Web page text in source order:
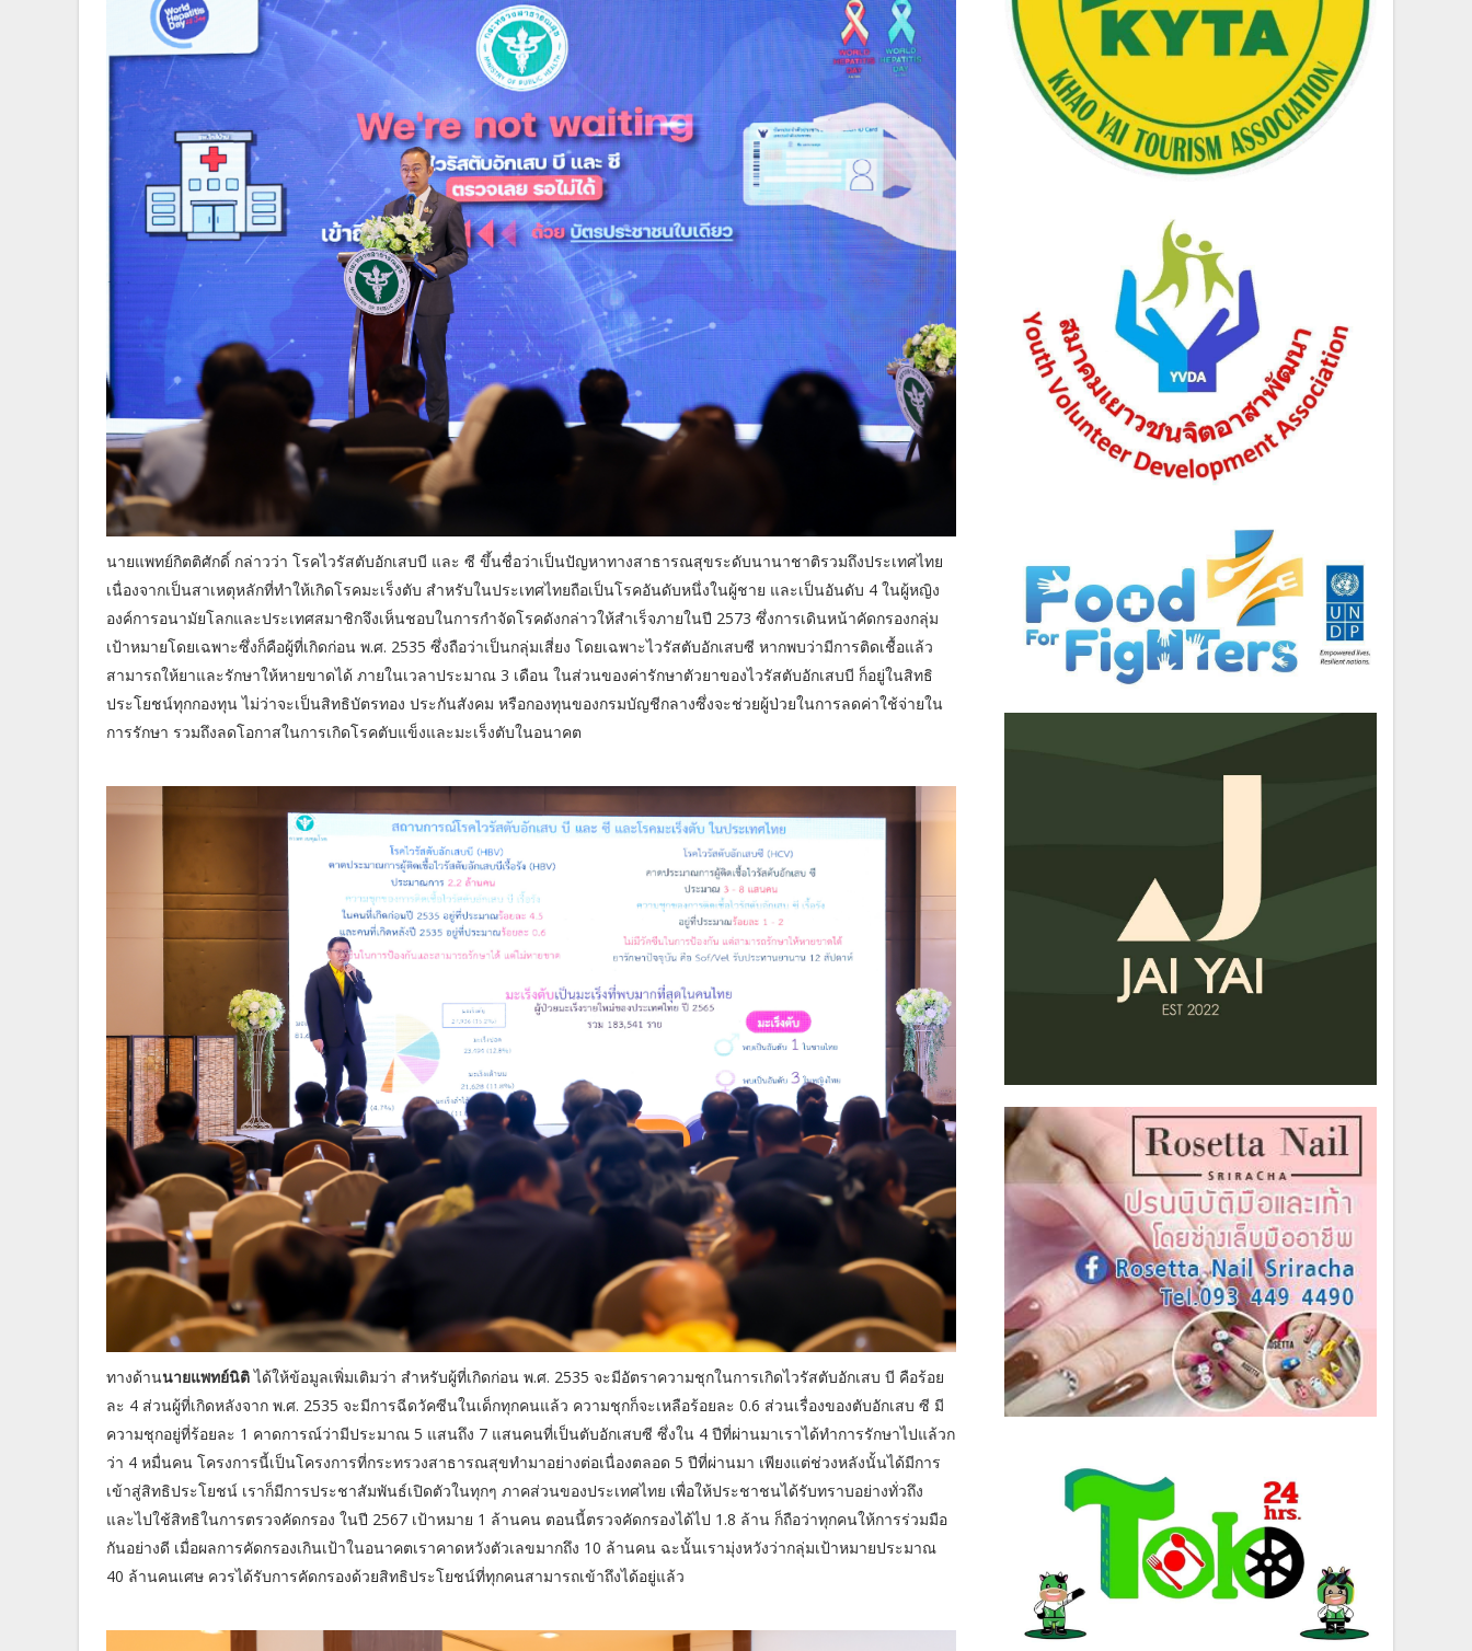
นายแพทย์กิตติศักดิ์ กล่าวว่า โรคไวรัสตับอักเสบบี และ ซี ขึ้นชื่อว่าเป็นปัญหาทางสาธารณสุขระดับนานาชาติรวมถึงประเทศไทย
เนื่องจากเป็นสาเหตุหลักที่ทำให้เกิดโรคมะเร็งตับ สำหรับในประเทศไทยถือเป็นโรคอันดับหนึ่งในผู้ชาย และเป็นอันดับ 4 ในผู้หญิง
องค์การอนามัยโลกและประเทศสมาชิกจึงเห็นชอบในการกำจัดโรคดังกล่าวให้สำเร็จภายในปี 2573 ซึ่งการเดินหน้าคัดกรองกลุ่ม
เป้าหมายโดยเฉพาะซึ่งก็คือผู้ที่เกิดก่อน พ.ศ. 2535 ซึ่งถือว่าเป็นกลุ่มเสี่ยง โดยเฉพาะไวรัสตับอักเสบซี หากพบว่ามีการติดเชื้อแล้ว
สามารถให้ยาและรักษาให้หายขาดได้ ภายในเวลาประมาณ 3 เดือน ในส่วนของค่ารักษาตัวยาของไวรัสตับอักเสบบี ก็อยู่ในสิทธิ
ประโยชน์ทุกกองทุน ไม่ว่าจะเป็นสิทธิบัตรทอง ประกันสังคม หรือกองทุนของกรมบัญชีกลางซึ่งจะช่วยผู้ป่วยในการลดค่าใช้จ่ายใน
การรักษา รวมถึงลดโอกาสในการเกิดโรคตับแข็งและมะเร็งตับในอนาคต
ทางด้านนายแพทย์นิติได้ให้ข้อมูลเพิ่มเติมว่า สำหรับผู้ที่เกิดก่อน พ.ศ. 2535 จะมีอัตราความชุกในการเกิดไวรัสตับอักเสบ บี คือร้อย
ละ 4 ส่วนผู้ที่เกิดหลังจาก พ.ศ. 2535 จะมีการฉีดวัคซีนในเด็กทุกคนแล้ว ความชุกก็จะเหลือร้อยละ 0.6 ส่วนเรื่องของตับอักเสบ ซี มี
ความชุกอยู่ที่ร้อยละ 1 คาดการณ์ว่ามีประมาณ 5 แสนถึง 7 แสนคนที่เป็นตับอักเสบซี ซึ่งใน 4 ปีที่ผ่านมาเราได้ทำการรักษาไปแล้วก
ว่า 4 หมื่นคน โครงการนี้เป็นโครงการที่กระทรวงสาธารณสุขทำมาอย่างต่อเนื่องตลอด 5 ปีที่ผ่านมา เพียงแต่ช่วงหลังนั้นได้มีการ
เข้าสู่สิทธิประโยชน์ เราก็มีการประชาสัมพันธ์เปิดตัวในทุกๆ ภาคส่วนของประเทศไทย เพื่อให้ประชาชนได้รับทราบอย่างทั่วถึง
และไปใช้สิทธิในการตรวจคัดกรอง ในปี 2567 เป้าหมาย 1 ล้านคน ตอนนี้ตรวจคัดกรองได้ไป 1.8 ล้าน ก็ถือว่าทุกคนให้การร่วมมือ
กันอย่างดี เมื่อผลการคัดกรองเกินเป้าในอนาคตเราคาดหวังตัวเลขมากถึง 10 ล้านคน ฉะนั้นเรามุ่งหวังว่ากลุ่มเป้าหมายประมาณ
40 ล้านคนเศษ ควรได้รับการคัดกรองด้วยสิทธิประโยชน์ที่ทุกคนสามารถเข้าถึงได้อยู่แล้ว